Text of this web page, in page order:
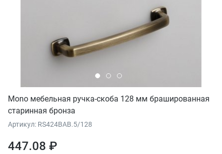
Mono мебельная ручка-скоба 128 мм брашированная
старинная бронза
Артикул: RS424BAB.5/128
447.08 ₽